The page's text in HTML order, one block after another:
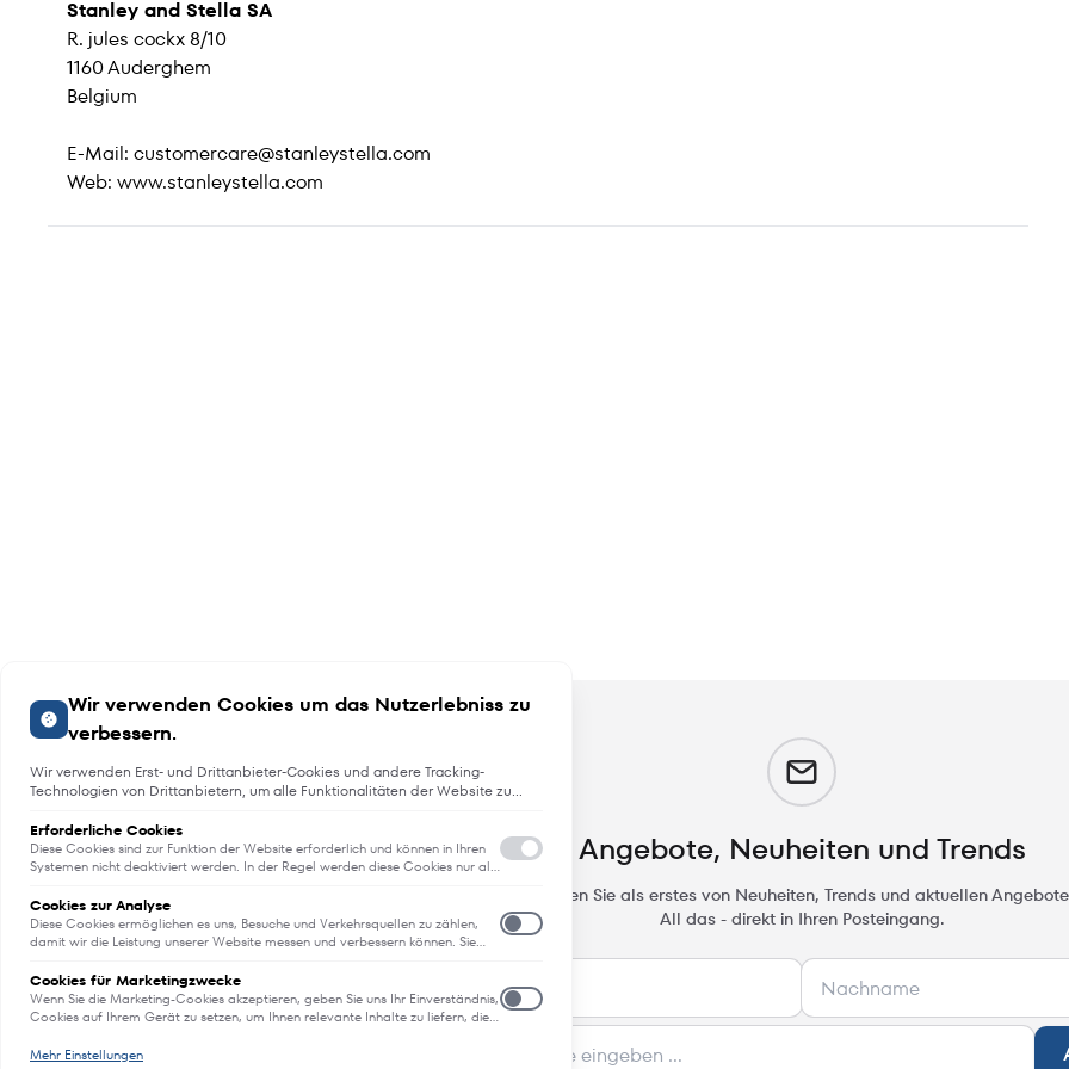
Stanley and Stella SA
R. jules cockx 8/10
1160 Auderghem
Belgium
E-Mail: customercare@stanleystella.com
Web: www.stanleystella.com
Wir verwenden Cookies um das Nutzerlebniss zu
verbessern.
Wir verwenden Erst- und Drittanbieter-Cookies und andere Tracking-
Technologien von Drittanbietern, um alle Funktionalitäten der Website zu
und personalisierte Werbung über unsere Websites, Apps und Newsletter im
Internet und über Social-Media-Plattformen bereitzustellen. Zu diesem
Zweck erfassen wir Informationen zum Benutzer, dem Browsing-Verhalten
Erforderliche Cookies
Diese Cookies sind zur Funktion der Website erforderlich und können in Ihren
Systemen nicht deaktiviert werden. In der Regel werden diese Cookies nur als
Dienstanforderung entsprechen, wie etwa dem Festlegen Ihrer
Datenschutzeinstellungen, dem Anmelden oder dem Ausfüllen von
Formularen. Sie können Ihren Browser so einstellen, dass diese Cookies
der Website funktionieren dann aber nicht. Diese Cookies speichern keine
personenbezogenen Daten.
Cookies zur Analyse
Diese Cookies ermöglichen es uns, Besuche und Verkehrsquellen zu zählen,
damit wir die Leistung unserer Website messen und verbessern können. Sie
beliebtesten sind, welche am wenigsten genutzt werden und wie sich
Besucher auf der Website bewegen. Alle von diesen Cookies erfassten
Informationen werden aggregiert und sind deshalb anonym. Wenn Sie diese
besucht haben.
Cookies für Marketingzwecke
Wenn Sie die Marketing-Cookies akzeptieren, geben Sie uns Ihr Einverständnis,
Cookies auf Ihrem Gerät zu setzen, um Ihnen relevante Inhalte zu liefern, die
Werbepartnern auf unserer Website bereitgestellt werden, um ein Profil Ihrer
Mehr Einstellungen
Angebote, Neuheiten und Trends
Erfahren Sie als erstes von Neuheiten, Trends und aktuellen
All das - direkt in Ihren Posteingang.